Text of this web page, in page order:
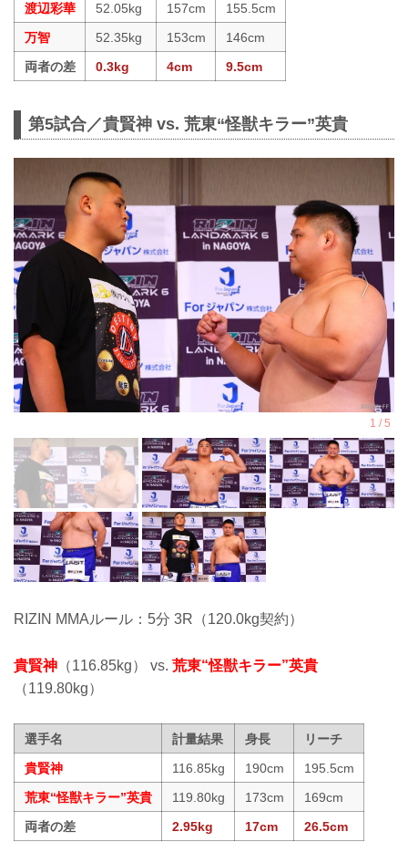
渡辺彩華
52.05kg 157cm
155.5cm
万智
52.35kg 153cm
146cm
両者の差
0.3kg 4cm 9.5cm
第5試合／貴賢神 vs. 荒東“怪獣キラー”英貴
RIZIN MMAルール：5分 3R（120.0kg契約）
貴賢神 （116.85kg） vs. 荒東“怪獣キラー”英貴
（119.80kg）
選手名 計量結果 身長
リーチ
貴賢神
116.85kg 190cm
195.5cm
荒東“怪獣キラー”英貴
119.80kg 173cm
169cm
両者の差
2.95kg 17cm 26.5cm